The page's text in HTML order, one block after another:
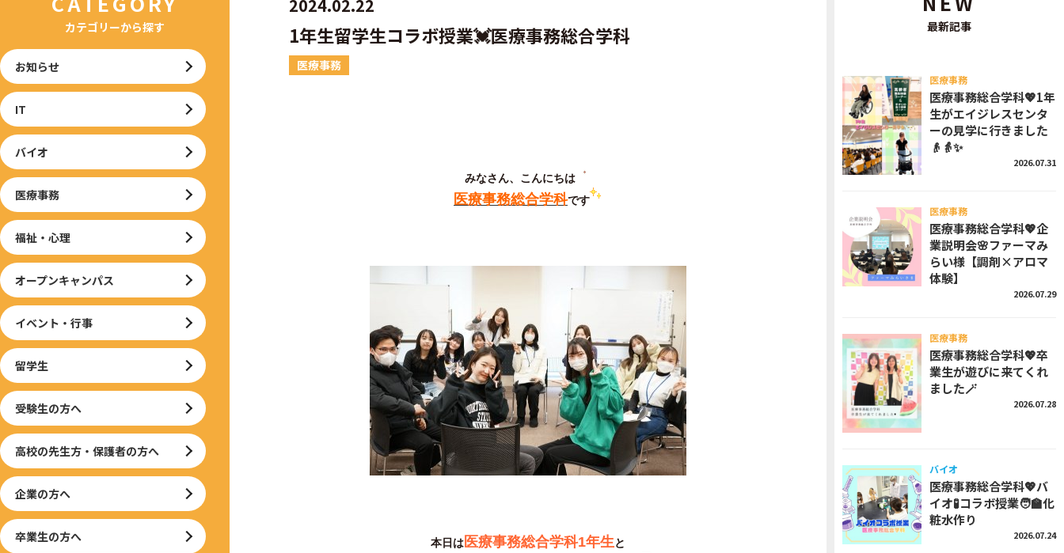
最新記事
医療事務
医療事務総合学科💖1年
生がエイジレスセンタ
ーの見学に行きました
👴👵✨
2026.07.31
医療事務
医療事務総合学科💖企
業説明会🌸ファーマみ
らい様【調剤×アロマ
体験】
2026.07.29
医療事務
医療事務総合学科💖卒
業生が遊びに来てくれ
ました🪄
2026.07.28
バイオ
医療事務総合学科💖バ
イオ🧪コラボ授業🧑‍🏫化
粧水作り
2026.07.24
2024.02.22
1年生留学生コラボ授業💓医療事務総合学科
医療事務
みなさん、こんにちは
医療事務総合学科です
本日は医療事務総合学科1年生と
カテゴリーから探す
お知らせ
IT
バイオ
医療事務
福祉・心理
オープンキャンパス
イベント・行事
留学生
受験生の方へ
高校の先生方・保護者の方へ
企業の方へ
卒業生の方へ